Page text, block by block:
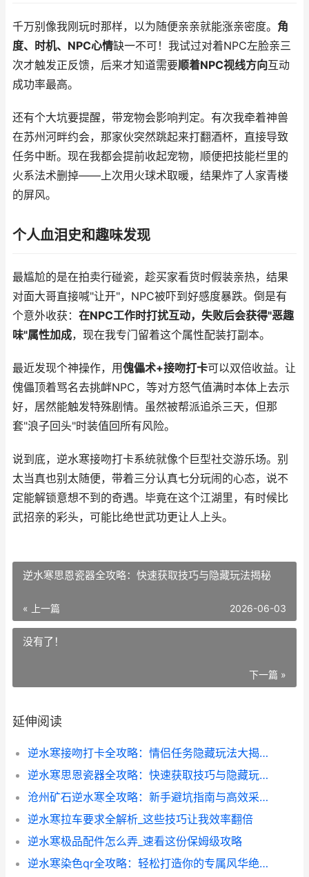
千万别像我刚玩时那样，以为随便亲亲就能涨亲密度。 角
度、时机、NPC心情缺一不可！我试过对着NPC左脸亲三
次才触发正反馈，后来才知道需要顺着NPC视线方向互动
成功率最高。
还有个大坑要提醒，带宠物会影响判定。有次我牵着神兽
在苏州河畔约会，那家伙突然跳起来打翻酒杯，直接导致
任务中断。现在我都会提前收起宠物，顺便把技能栏里的
火系法术删掉——上次用火球术取暖，结果炸了人家青楼
的屏风。
个人血泪史和趣味发现
最尴尬的是在拍卖行碰瓷，趁买家看货时假装亲热，结果
对面大哥直接喊"让开"，NPC被吓到好感度暴跌。倒是有
个意外收获： 在NPC工作时打扰互动，失败后会获得"恶趣
味"属性加成，现在我专门留着这个属性配装打副本。
最近发现个神操作，用傀儡术+接吻打卡可以双倍收益。让
傀儡顶着骂名去挑衅NPC，等对方怒气值满时本体上去示
好，居然能触发特殊剧情。虽然被帮派追杀三天，但那
套"浪子回头"时装值回所有风险。
说到底，逆水寒接吻打卡系统就像个巨型社交游乐场。别
太当真也别太随便，带着三分认真七分玩闹的心态，说不
定能解锁意想不到的奇遇。毕竟在这个江湖里，有时候比
武招亲的彩头，可能比绝世武功更让人上头。
逆水寒思恩瓷器全攻略：快速获取技巧与隐藏玩法揭秘
« 上一篇 2026-06-03
没有了！
下一篇 »
延伸阅读
逆水寒接吻打卡全攻略：情侣任务隐藏玩法大揭秘
逆水寒思恩瓷器全攻略：快速获取技巧与隐藏玩法揭秘
沧州矿石逆水寒全攻略：新手避坑指南与高效采集技巧
逆水寒拉车要求全解析_这些技巧让我效率翻倍
逆水寒极品配件怎么弄_速看这份保姆级攻略
逆水寒染色qr全攻略：轻松打造你的专属风华绝代